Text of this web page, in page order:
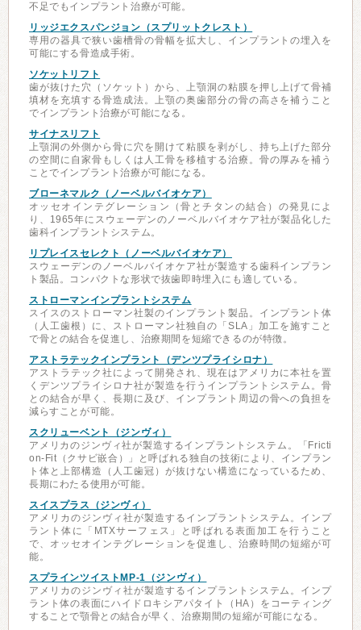
不足でもインプラント治療が可能。
リッジエクスパンジョン（スプリットクレスト）
専用の器具で狭い歯槽骨の骨幅を拡大し、インプラントの埋入を
可能にする骨造成手術。
ソケットリフト
歯が抜けた穴（ソケット）から、上顎洞の粘膜を押し上げて骨補
填材を充填する骨造成法。上顎の奥歯部分の骨の高さを補うこと
でインプラント治療が可能になる。
サイナスリフト
上顎洞の外側から骨に穴を開けて粘膜を剥がし、持ち上げた部分
の空間に自家骨もしくは人工骨を移植する治療。骨の厚みを補う
ことでインプラント治療が可能になる。
ブローネマルク（ノーベルバイオケア）
オッセオインテグレーション（骨とチタンの結合）の発見によ
り、1965年にスウェーデンのノーベルバイオケア社が製品化した
歯科インプラントシステム。
リプレイスセレクト（ノーベルバイオケア）
スウェーデンのノーベルバイオケア社が製造する歯科インプラン
ト製品。コンパクトな形状で抜歯即時埋入にも適している。
ストローマンインプラントシステム
スイスのストローマン社製のインプラント製品。インプラント体
（人工歯根）に、ストローマン社独自の「SLA」加工を施すこと
で骨との結合を促進し、治療期間を短縮できるのが特徴。
アストラテックインプラント（デンツプライシロナ）
アストラテック社によって開発され、現在はアメリカに本社を置
くデンツプライシロナ社が製造を行うインプラントシステム。骨
との結合が早く、長期に及び、インプラント周辺の骨への負担を
減らすことが可能。
スクリューベント（ジンヴィ）
アメリカのジンヴィ社が製造するインプラントシステム。「Fricti
on-Fit（クサビ嵌合）」と呼ばれる独自の技術により、インプラン
ト体と上部構造（人工歯冠）が抜けない構造になっているため、
長期にわたる使用が可能。
スイスプラス（ジンヴィ）
アメリカのジンヴィ社が製造するインプラントシステム。インプ
ラント体に「MTXサーフェス」と呼ばれる表面加工を行うこと
で、オッセオインテグレーションを促進し、治療時間の短縮が可
能。
スプラインツイストMP-1（ジンヴィ）
アメリカのジンヴィ社が製造するインプラントシステム。インプ
ラント体の表面にハイドロキシアパタイト（HA）をコーティング
することで顎骨との結合が早く、治療期間の短縮が可能になる。